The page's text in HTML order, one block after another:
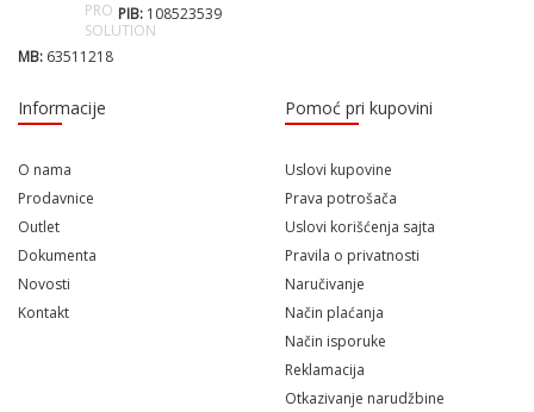
PIB: 108523539
MB: 63511218
Informacije
O nama
Prodavnice
Outlet
Dokumenta
Novosti
Kontakt
Pomoć pri kupovini
Uslovi kupovine
Prava potrošača
Uslovi korišćenja sajta
Pravila o privatnosti
Naručivanje
Način plaćanja
Način isporuke
Reklamacija
Otkazivanje narudžbine